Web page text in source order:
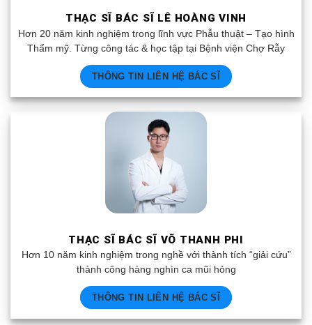
THẠC SĨ BÁC SĨ LÊ HOÀNG VINH
Hơn 20 năm kinh nghiệm trong lĩnh vực Phẫu thuật – Tạo hình
Thẩm mỹ. Từng công tác & học tập tại Bệnh viện Chợ Rẫy
THÔNG TIN LIÊN HỆ BÁC SĨ
THẠC SĨ BÁC SĨ VÕ THANH PHI
Hơn 10 năm kinh nghiệm trong nghề với thành tích “giải cứu”
thành công hàng nghìn ca mũi hỏng
THÔNG TIN LIÊN HỆ BÁC SĨ